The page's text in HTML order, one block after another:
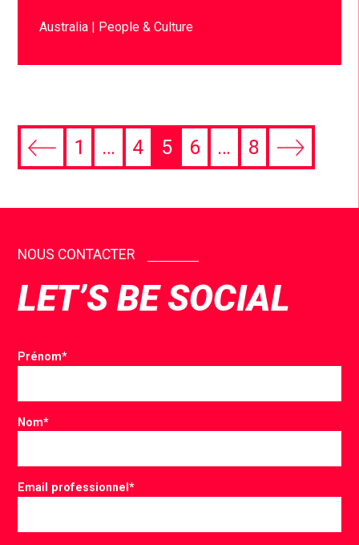
Australia People & Culture
1 … 4 5 6 … 8
NOUS CONTACTER
LET’S BE SOCIAL
Prénom*
Nom*
Email professionnel*